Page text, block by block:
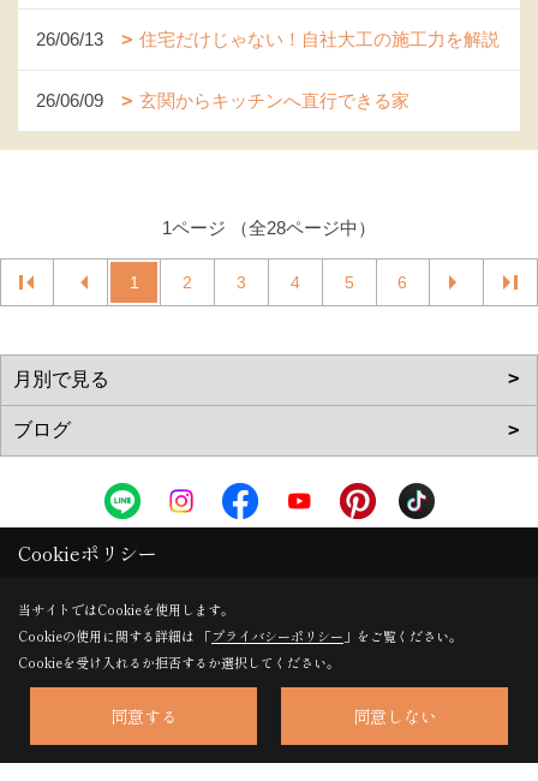
26/06/13 住宅だけじゃない！自社大工の施工力を解説
26/06/09 玄関からキッチンへ直行できる家
1ページ （全28ページ中）
1 2 3 4 5 6
株式会社 垣本ハウジング
奈良県香芝市下田東３丁目1213-1
TEL：0120-79-8869/0745-79-8869
＜営業時間＞9:00～18:00
＜定休日＞水曜日
Cookieポリシー
当サイトではCookieを使用します。
Cookieの使用に関する詳細は 「プライバシーポリシー 」をご覧ください。
Cookieを受け入れるか拒否するか選択してください。
同意する 同意しない